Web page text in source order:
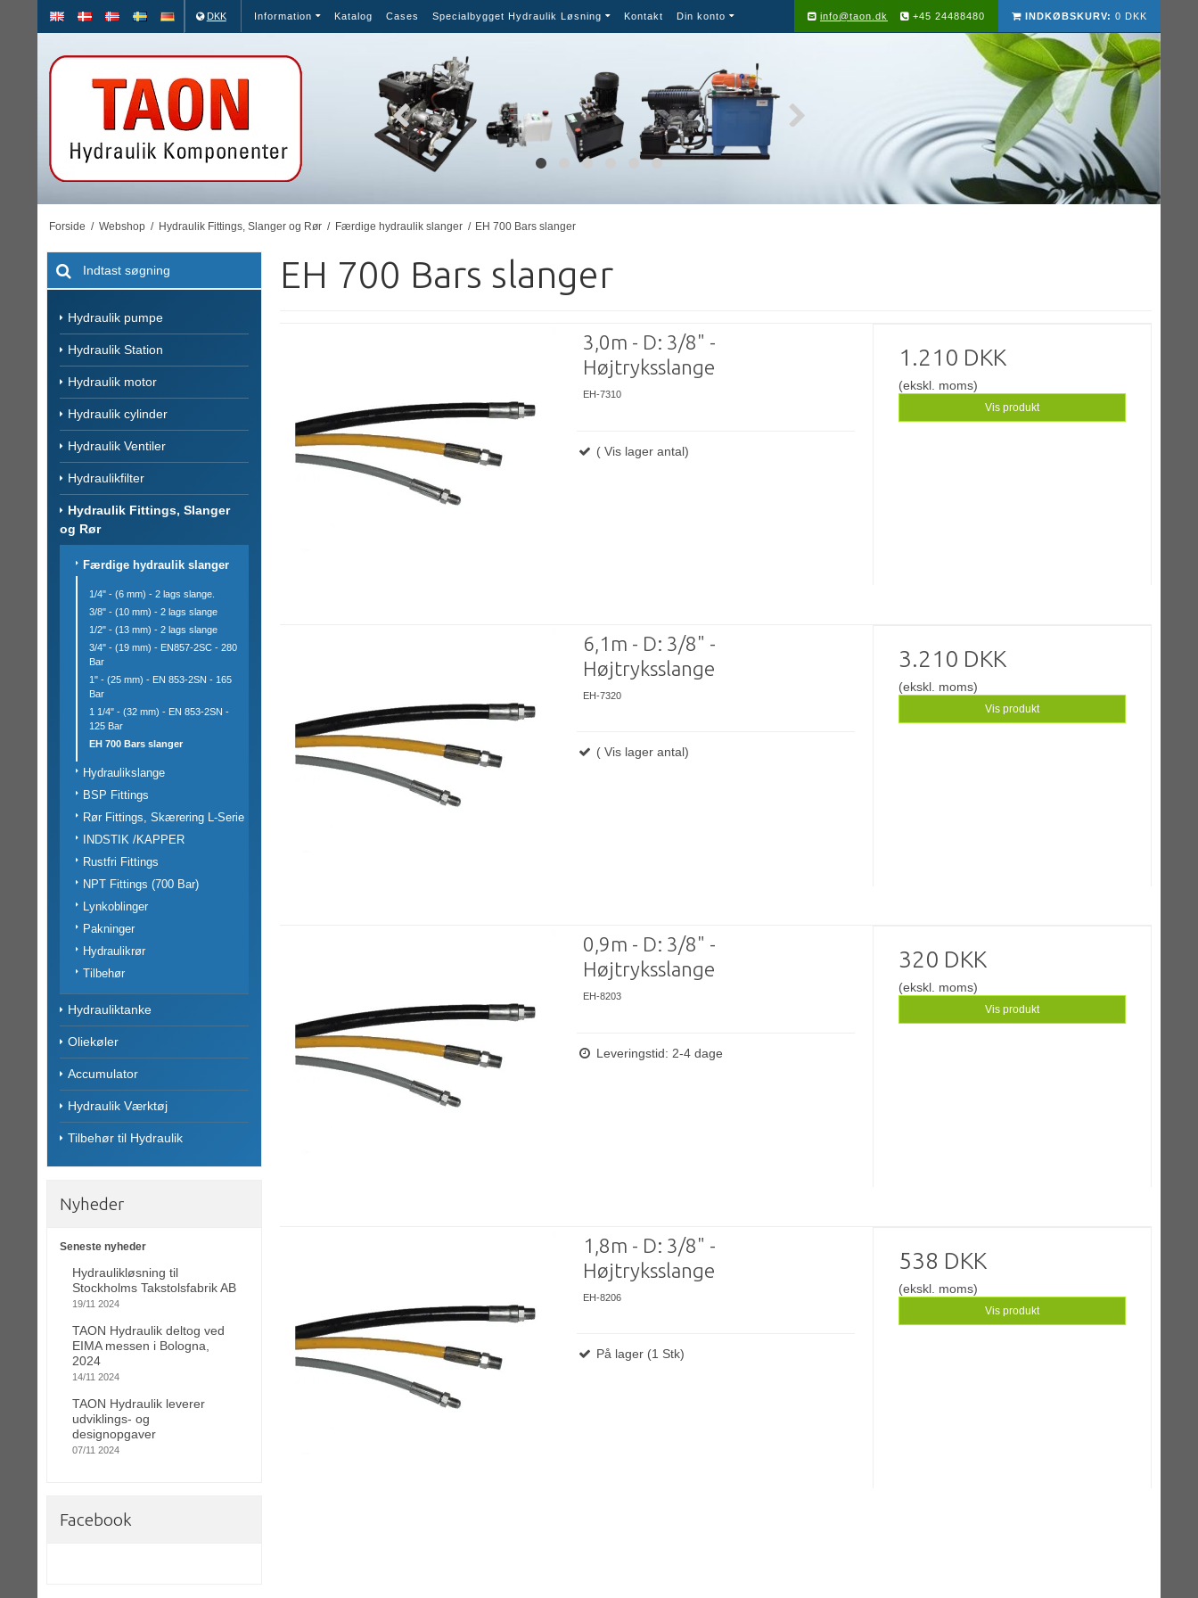
DKK Information Katalog Cases Specialbygget Hydraulik Løsning Kontakt Din konto INDKØBSKURV: 0 DKK
info@taon.dk +45 24488480
Forside / Webshop / Hydraulik Fittings, Slanger og Rør / Færdige hydraulik slanger / EH 700 Bars slanger
Hydraulik pumpe
Hydraulik Station
Hydraulik motor
Hydraulik cylinder
Hydraulik Ventiler
Hydraulikfilter
Hydraulik Fittings, Slanger
og Rør
Færdige hydraulik slanger
1/4" - (6 mm) - 2 lags slange.
3/8" - (10 mm) - 2 lags slange
1/2" - (13 mm) - 2 lags slange
3/4" - (19 mm) - EN857-2SC - 280
Bar
1" - (25 mm) - EN 853-2SN - 165
Bar
1 1/4" - (32 mm) - EN 853-2SN -
125 Bar
EH 700 Bars slanger
Hydraulikslange
BSP Fittings
Rør Fittings, Skærering L-Serie
INDSTIK /KAPPER
Rustfri Fittings
NPT Fittings (700 Bar)
Lynkoblinger
Pakninger
Hydraulikrør
Tilbehør
Hydrauliktanke
Oliekøler
Accumulator
Hydraulik Værktøj
Tilbehør til Hydraulik
Nyheder
Seneste nyheder
Hydraulikløsning til
Stockholms Takstolsfabrik AB
19/11 2024
TAON Hydraulik deltog ved
EIMA messen i Bologna,
2024
14/11 2024
TAON Hydraulik leverer
udviklings- og
designopgaver
07/11 2024
Facebook
EH 700 Bars slanger
3,0m - D: 3/8" -
Højtryksslange
EH-7310
( Vis lager antal)
1.210 DKK
(ekskl. moms)
Vis produkt
6,1m - D: 3/8" -
Højtryksslange
EH-7320
( Vis lager antal)
3.210 DKK
(ekskl. moms)
Vis produkt
0,9m - D: 3/8" -
Højtryksslange
EH-8203
Leveringstid: 2-4 dage
320 DKK
(ekskl. moms)
Vis produkt
1,8m - D: 3/8" -
Højtryksslange
EH-8206
På lager (1 Stk)
538 DKK
(ekskl. moms)
Vis produkt